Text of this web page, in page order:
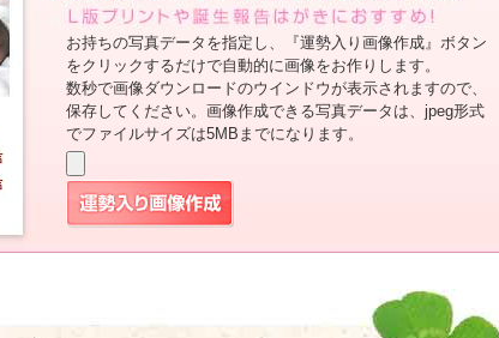
お持ちの写真データを指定し、『運勢入り画像作成』ボタン
をクリックするだけで自動的に画像をお作りします。
数秒で画像ダウンロードのウインドウが表示されますので、
保存してください。画像作成できる写真データは、jpeg形式
でファイルサイズは5MBまでになります。